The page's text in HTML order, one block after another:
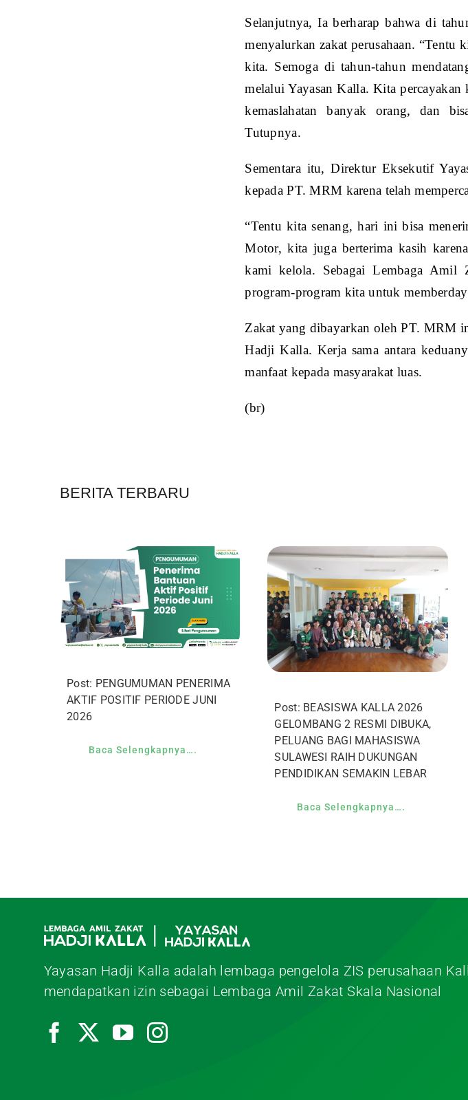
Selanjutnya, Ia berharap bahwa di
menyalurkan zakat perusahaan. “Tentu
kita. Semoga di tahun-tahun
melalui Yayasan Kalla. Kita
kemaslahatan banyak orang, dan
Tutupnya.
Sementara itu, Direktur Eksekutif
kepada PT. MRM karena telah
“Tentu kita senang, hari ini bisa
Motor, kita juga berterima kasih
kami kelola. Sebagai Lembaga Amil
program-program kita untuk
Zakat yang dibayarkan oleh PT. MRM
Hadji Kalla. Kerja sama antara
manfaat kepada masyarakat luas.
(br)
BERITA TERBARU
Post: PENGUMUMAN PENERIMA
AKTIF POSITIF PERIODE JUNI
2026
Baca Selengkapnya….
Post: BEASISWA KALLA 2026
GELOMBANG 2 RESMI DIBUKA,
PELUANG BAGI MAHASISWA
SULAWESI RAIH DUKUNGAN
PENDIDIKAN SEMAKIN LEBAR
Baca Selengkapnya….
Yayasan Hadji Kalla adalah lembaga pengelola ZIS perusahaan
mendapatkan izin sebagai Lembaga Amil Zakat Skala Nasional